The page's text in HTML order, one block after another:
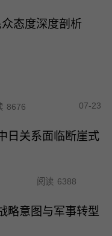
态度深度剖析
8676 07-23
日关系面临断崖式
阅读 6388
略意图与军事转型